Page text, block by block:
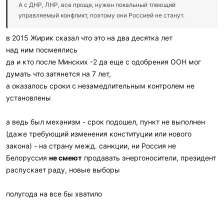
А с ДНР, ЛНР, все проще, нужен локальный тлеющий
управляемый конфликт, поэтому они Россией не станут.
в 2015 Жирик сказал что это на два десятка лет
над ним посмеялись
да и кто после Минских -2 да еще с одобрения ООН мог
думать что затянется на 7 лет,
а оказалось сроки с незамедлительным контролем не
установлены
а ведь был механизм - срок подошел, пункт не выполнен
(даже требующий изменения конституции или нового
закона) - на страну межд. санкции, ни Россия не
Белоруссия не смеют продавать энергоносители, президент
распускает раду, новые выборы
полугода на все бы хватило